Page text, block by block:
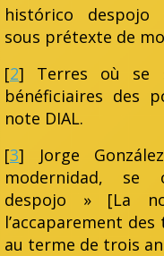
histórico despojo
sous prétexte de
[2] Terres où se
bénéficiaires des
note DIAL.
[3] Jorge
modernidad,
despojo » [La
l’accaparement
au terme de trois